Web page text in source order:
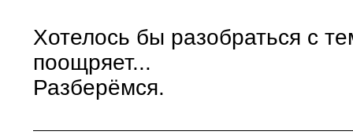
Хотелось бы разобраться с
поощряет...
Разберёмся.